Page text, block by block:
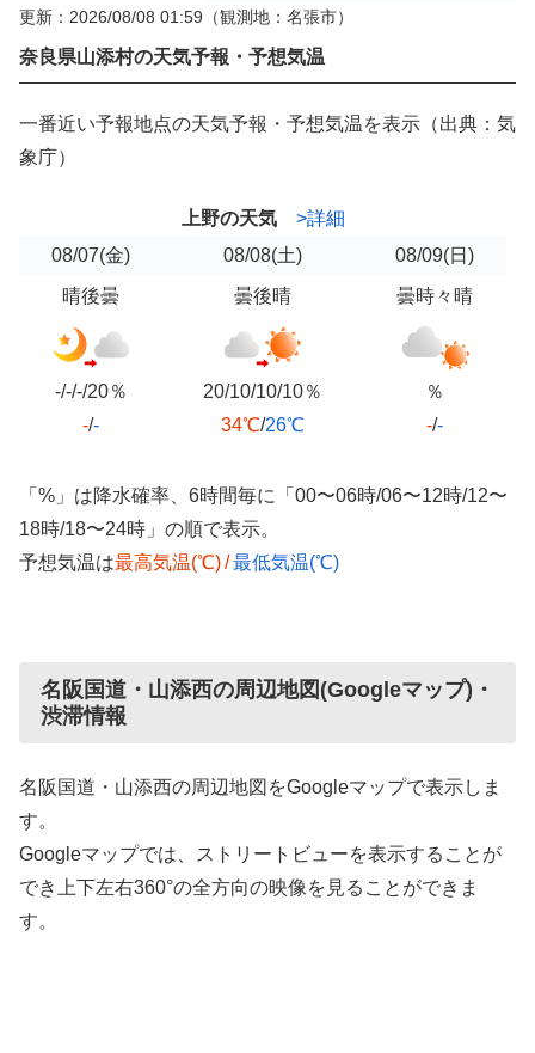
更新：2026/08/08 01:59 （観測地：名張市）
奈良県山添村の天気予報・予想気温
一番近い予報地点の天気予報・予想気温を表示（出典：気
象庁）
上野の天気
>詳細
08/07(金) 08/08(土) 08/09(日)
晴後曇
-/-/-/20％
-/-
曇後晴
20/10/10/10％
34℃/26℃
曇時々晴
％
-/-
「%」は降水確率、6時間毎に「00〜06時/06〜12時/12〜
18時/18〜24時」の順で表示。
予想気温は最高気温(℃)/最低気温(℃)
名阪国道・山添西の周辺地図(Googleマップ)・
渋滞情報
名阪国道・山添西の周辺地図をGoogleマップで表示しま
す。
Googleマップでは、ストリートビューを表示することが
でき上下左右360°の全方向の映像を見ることができま
す。